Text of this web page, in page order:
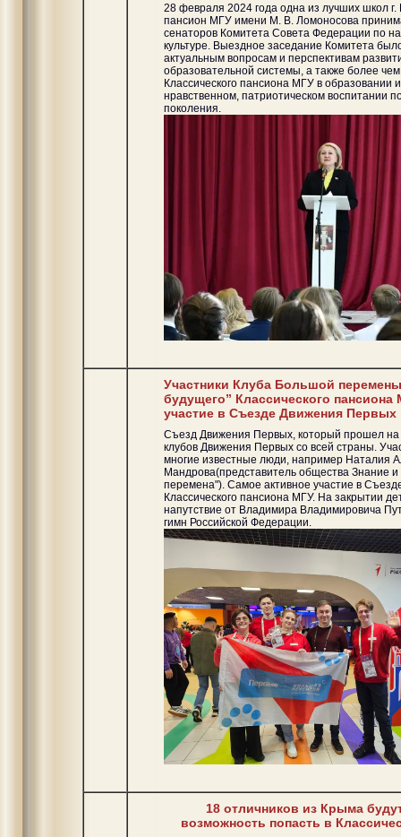
28 февраля 2024 года одна из лучших школ г.
пансион МГУ имени М. В. Ломоносова
сенаторов Комитета Совета Федерации по
культуре. Выездное заседание Комитета
актуальным вопросам и перспективам
образовательной системы, а также более
Классического пансиона МГУ в образовании
нравственном, патриотическом воспитании
поколения.
Участники Клуба Большой
будущего” Классического
участие в Съезде Движения Первых
Съезд Движения Первых, который прошел на
клубов Движения Первых со всей страны.
многие известные люди, например Наталия
Мандрова(представитель общества Знание
перемена"). Самое активное участие в
Классического пансиона МГУ. На закрытии
напутствие от Владимира Владимировича
гимн Российской Федерации.
18 отличников из Крыма
возможность попасть в